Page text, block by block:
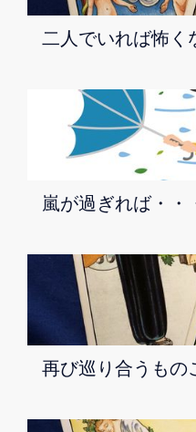
二人でいれば怖く
嵐が過ぎれば・・
再び巡り合うもの